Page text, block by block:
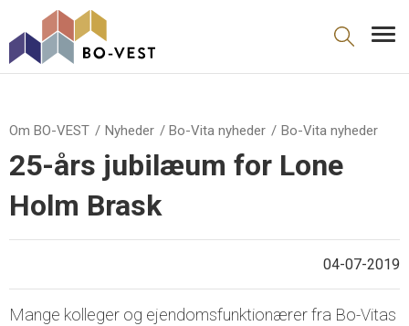
gå til indhold
Om BO-VEST Nyheder Bo-Vita nyheder Bo-Vita nyheder
25-års jubilæum for Lone
Holm Brask
04-07-2019
Mange kolleger og ejendomsfunktionærer fra Bo-Vitas